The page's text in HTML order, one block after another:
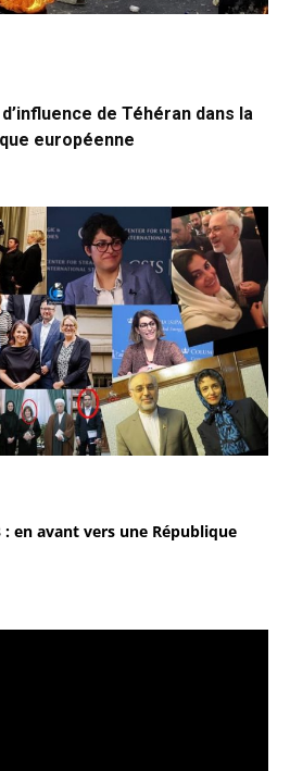
de Téhéran dans la
européenne
en avant vers une République